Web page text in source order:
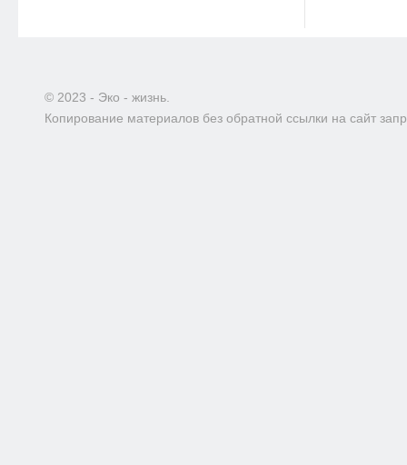
© 2023 - Эко - жизнь.
Копирование материалов без обратной ссылки на сайт